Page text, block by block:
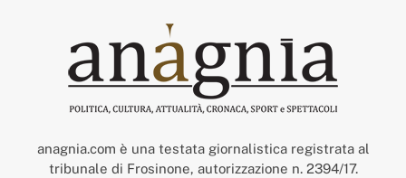
anagnia.com è una testata giornalistica registrata al
tribunale di Frosinone, autorizzazione n. 2394/17.